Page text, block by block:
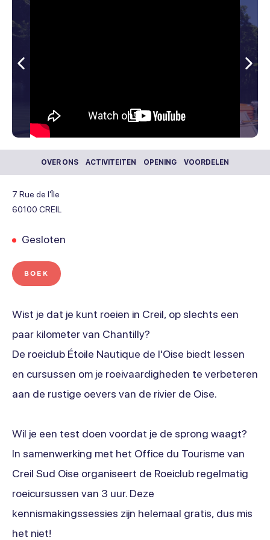
5
Vorige
OVER ONS ACTIVITEITEN OPENING VOORDELEN
7 Rue de l'Île
60100 CREIL
Gesloten
BOEK
Wist je dat je kunt roeien in Creil, op slechts een
paar kilometer van Chantilly?
De roeiclub Étoile Nautique de l'Oise biedt lessen
en cursussen om je roeivaardigheden te verbeteren
aan de rustige oevers van de rivier de Oise.
Wil je een test doen voordat je de sprong waagt?
In samenwerking met het Office du Tourisme van
Creil Sud Oise organiseert de Roeiclub regelmatig
roeicursussen van 3 uur. Deze
kennismakingssessies zijn helemaal gratis, dus mis
het niet!